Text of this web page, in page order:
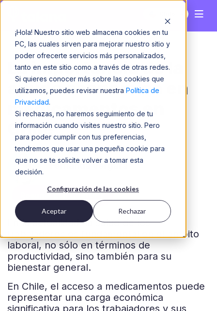
¡Hola! Nuestro sitio web almacena cookies en tu
PC, las cuales sirven para mejorar nuestro sitio y
poder ofrecerte servicios más personalizados,
tanto en este sitio como a través de otras redes.
Si quieres conocer más sobre las cookies que
utilizamos, puedes revisar nuestra Política de
Privacidad.
Si rechazas, no haremos seguimiento de tu
información cuando visites nuestro sitio. Pero
para poder cumplir con tus preferencias,
tendremos que usar una pequeña cookie para
que no se te solicite volver a tomar esta
decisión.
Configuración de las cookies
Aceptar Rechazar
La importancia de la
ayuda económica en
medicamentos en
Chile
Fernanda Vergara
Resumir con ChatGPT
En la actualidad, la salud de los
trabajadores es fundamental en el ámbito
laboral, no sólo en términos de
productividad, sino también para su
bienestar general.
En Chile, el acceso a medicamentos puede
representar una carga económica
significativa para los trabajadores y sus